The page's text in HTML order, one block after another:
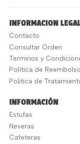
INFORMACION
Contacto
Consultar Orden
Terminos y
Política de
Politica de
INFORMACIÓN
Estufas
Neveras
Cafeteras